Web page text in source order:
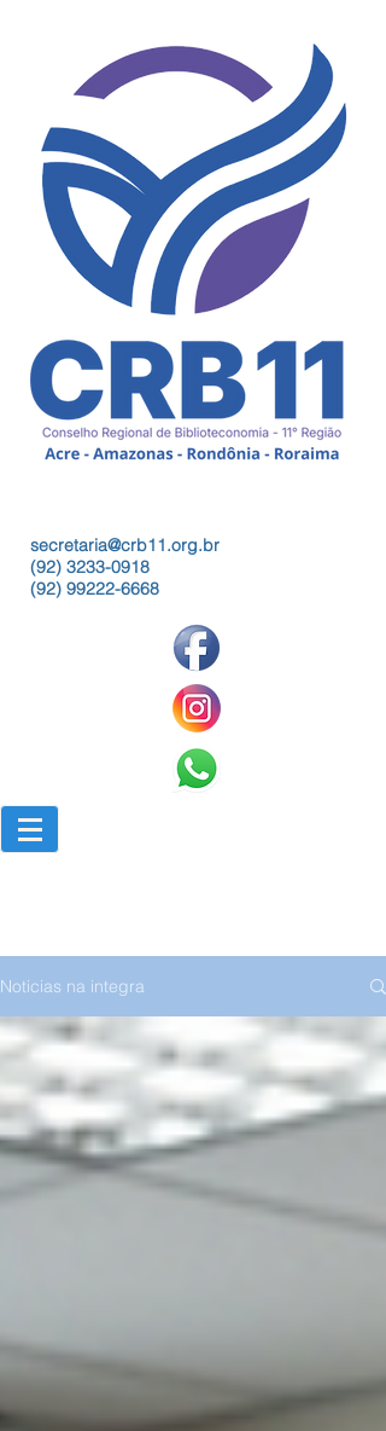
secretaria@crb11.org.br
(92) 3233-0918
(92) 99222-6668
Noticias na integra